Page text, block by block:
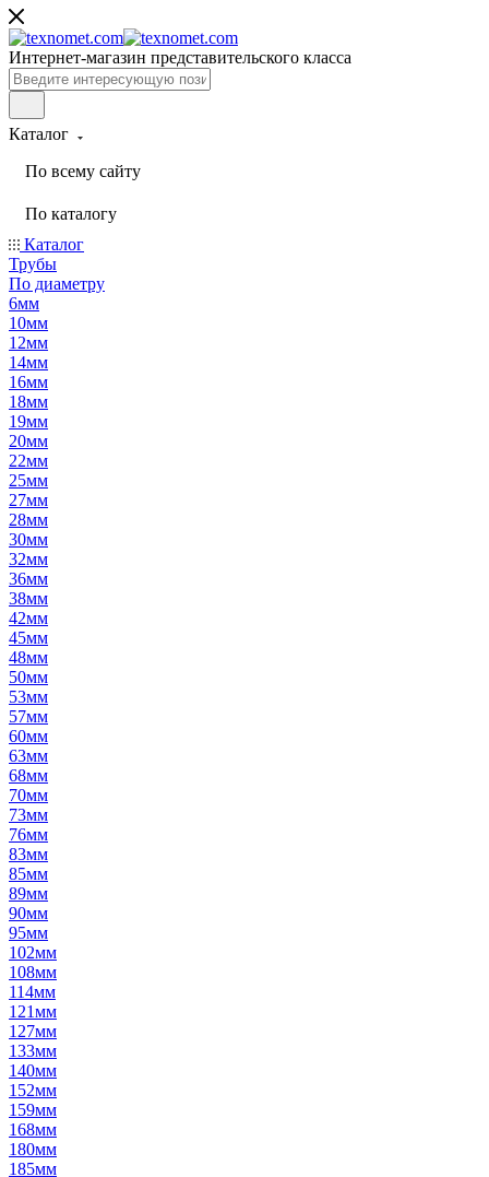
Интернет-магазин представительского класса
Каталог
По всему сайту
По каталогу
Каталог
Трубы
По диаметру
6мм
10мм
12мм
14мм
16мм
18мм
19мм
20мм
22мм
25мм
27мм
28мм
30мм
32мм
36мм
38мм
42мм
45мм
48мм
50мм
53мм
57мм
60мм
63мм
68мм
70мм
73мм
76мм
83мм
85мм
89мм
90мм
95мм
102мм
108мм
114мм
121мм
127мм
133мм
140мм
152мм
159мм
168мм
180мм
185мм